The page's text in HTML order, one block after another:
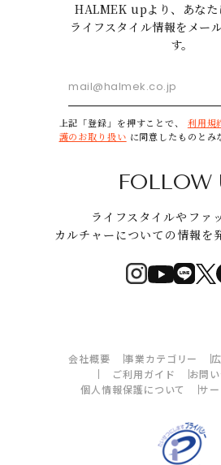
HALMEK upより、あなた
ライフスタイル情報をメー
す。
上記「登録」を押すことで、 利用規
護のお取り扱い に同意したものとみ
FOLLOW
ライフスタイルやファ
カルチャーについての情報を
会社概要 事業カテゴリー
ご利用ガイド
お問
個人情報保護について
サ